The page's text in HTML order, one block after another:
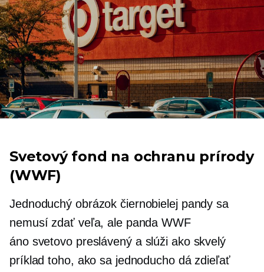
Svetový fond na ochranu prírody
(WWF)
Jednoduchý obrázok čiernobielej pandy sa
nemusí zdať veľa, ale panda WWF
áno svetovo preslávenýa slúži ako skvelý
príklad toho, ako sa jednoducho dá zdieľať